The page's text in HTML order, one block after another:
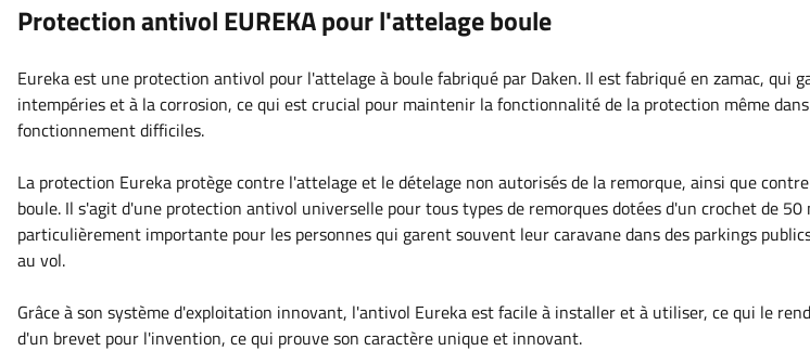
Protection antivol EUREKA pour l'attelage boule
Eureka est une protection antivol pour l'attelage à boule fabriqué par Daken. Il est fabriqué en zamac, qui
intempéries et à la corrosion, ce qui est crucial pour maintenir la fonctionnalité de la protection même
fonctionnement difficiles.
La protection Eureka protège contre l'attelage et le dételage non autorisés de la remorque, ainsi que
boule. Il s'agit d'une protection antivol universelle pour tous types de remorques dotées d'un crochet de
particulièrement importante pour les personnes qui garent souvent leur caravane dans des parkings
au vol.
Grâce à son système d'exploitation innovant, l'antivol Eureka est facile à installer et à utiliser, ce qui le
d'un brevet pour l'invention, ce qui prouve son caractère unique et innovant.